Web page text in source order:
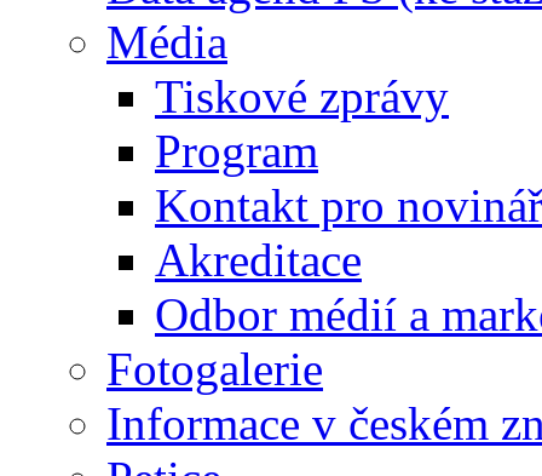
Média
Tiskové zprávy
Program
Kontakt pro
Akreditace
Odbor médií a
Fotogalerie
Informace v českém